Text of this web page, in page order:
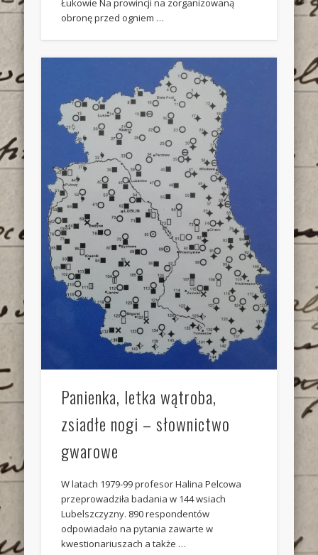
Łukowie Na prowincji na zorganizowaną
obronę przed ogniem …
Panienka, letka wątroba,
zsiadłe nogi – słownictwo
gwarowe
W latach 1979-99 profesor Halina Pelcowa
przeprowadziła badania w 144 wsiach
Lubelszczyzny. 890 respondentów
odpowiadało na pytania zawarte w
kwestionariuszach a także …